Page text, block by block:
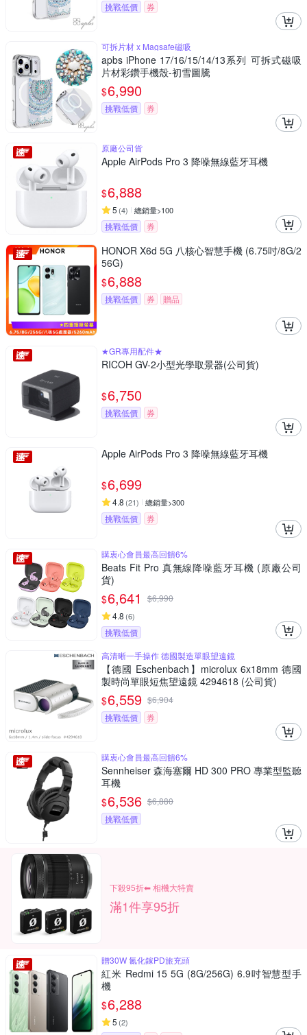
挑戰低價 券
可拆片材 x Magsafe磁吸
apbs iPhone 17/16/15/14/13系列 可拆式磁吸
片材彩鑽手機殼-初雪圖騰
$6,990
挑戰低價 券
原廠公司貨
Apple AirPods Pro 3 降噪無線藍牙耳機
$6,888
5 (4) 總銷量>100
挑戰低價 券
HONOR X6d 5G 八核心智慧手機 (6.75吋/8G/2
56G)
$6,888
挑戰低價 券 贈品
★GR專用配件★
RICOH GV-2小型光學取景器(公司貨)
$6,750
挑戰低價 券
Apple AirPods Pro 3 降噪無線藍牙耳機
$6,699
4.8 (21) 總銷量>300
挑戰低價 券
購衷心會員最高回饋6%
Beats Fit Pro 真無線降噪藍牙耳機 (原廠公司
貨)
$6,641 $6,990
4.8 (6)
挑戰低價
高清晰一手操作 德國製造單眼望遠鏡
【德國 Eschenbach】microlux 6x18mm 德國
製時尚單眼短焦望遠鏡 4294618 (公司貨)
$6,559 $6,904
挑戰低價
券
購衷心會員最高回饋6%
Sennheiser 森海塞爾 HD 300 PRO 專業型監聽
耳機
$6,536 $6,880
挑戰低價
下殺95折⬅︎ 相機大特賣
滿1件享95折
贈30W 氮化鎵PD旅充頭
紅米 Redmi 15 5G (8G/256G) 6.9吋智慧型手
機
$6,288
5 (2)